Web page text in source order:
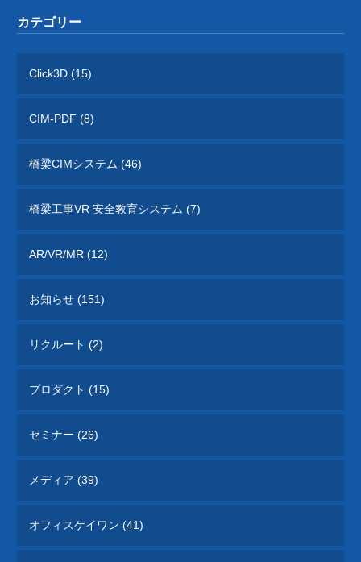
カテゴリー
Click3D (15)
CIM-PDF (8)
橋梁CIMシステム (46)
橋梁工事VR 安全教育システム (7)
AR/VR/MR (12)
お知らせ (151)
リクルート (2)
プロダクト (15)
セミナー (26)
メディア (39)
オフィスケイワン (41)